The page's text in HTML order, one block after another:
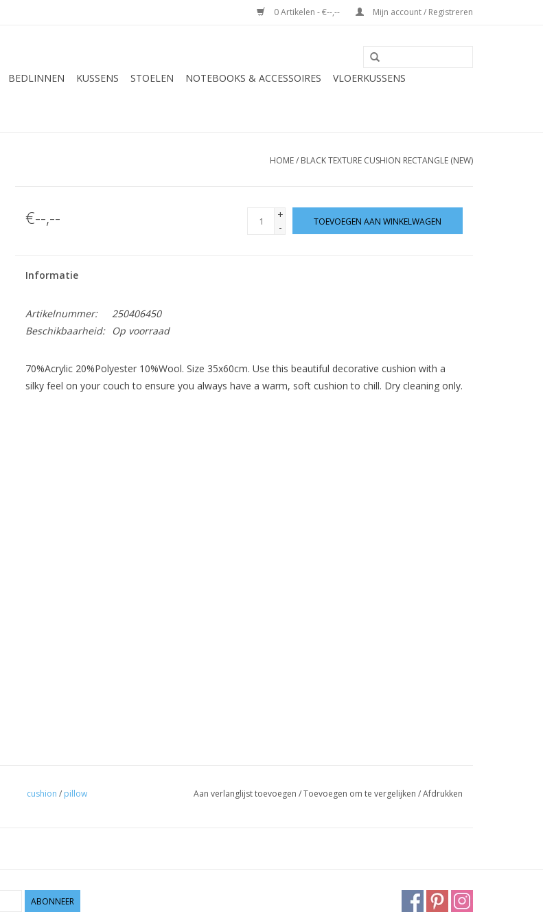
0 Artikelen - €--,-- Mijn account / Registreren
BEDLINNEN KUSSENS STOELEN NOTEBOOKS & ACCESSOIRES
VLOERKUSSENS
HOME/ BLACK TEXTURE CUSHION RECTANGLE (NEW)
€--,--
+
-
TOEVOEGEN AAN WINKELWAGEN
Informatie
Artikelnummer:
250406450
Beschikbaarheid:
Op voorraad
70%Acrylic 20%Polyester 10%Wool. Size 35x60cm. Use this beautiful decorative cushion with a
silky feel on your couch to ensure you always have a warm, soft cushion to chill. Dry cleaning only.
cushion / pillow Aan verlanglijst toevoegen /Toevoegen om te vergelijken /Afdrukken
ABONNEER